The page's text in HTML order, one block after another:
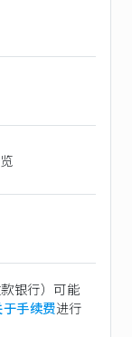
银行）可能
手续费进行